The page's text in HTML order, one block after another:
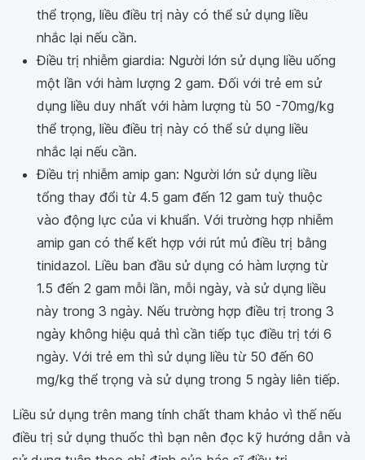
thể trọng, liều điều trị này có thể sử dụng liều
nhắc lại nếu cần.
Điều trị nhiễm giardia: Người lớn sử dụng liều uống
một lần với hàm lượng 2 gam. Đối với trẻ em sử
dụng liều duy nhất với hàm lượng tù 50 -70mg/kg
thể trọng, liều điều trị này có thể sử dụng liều
nhắc lại nếu cần.
Điều trị nhiễm amip gan: Người lớn sử dụng liều
tổng thay đổi từ 4.5 gam đến 12 gam tuỳ thuộc
vào động lực của vi khuẩn. Với trường hợp nhiễm
amip gan có thể kết hợp với rút mủ điều trị bằng
tinidazol. Liều ban đầu sử dụng có hàm lượng từ
1.5 đến 2 gam mỗi lần, mỗi ngày, và sử dụng liều
này trong 3 ngày. Nếu trường hợp điều trị trong 3
ngày không hiệu quả thì cần tiếp tục điều trị tới 6
ngày. Với trẻ em thì sử dụng liều từ 50 đến 60
mg/kg thể trọng và sử dụng trong 5 ngày liên tiếp.
Liều sử dụng trên mang tính chất tham khảo vì thế nếu
điều trị sử dụng thuốc thì bạn nên đọc kỹ hướng dẫn và